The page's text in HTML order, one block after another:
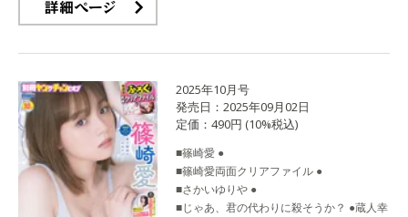
2025年10月号
発売日：2025年09月02日
定価：490円 (10%税込)
■篠崎愛 ●
■篠崎愛両面クリアファイル ●
■さかいゆりや ●
■じゃあ、君の代わりに殺そうか？ ●蔵人幸